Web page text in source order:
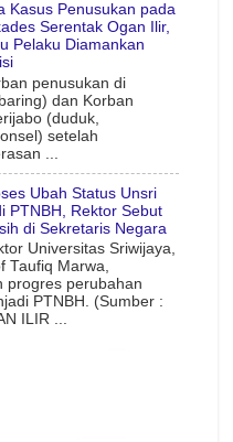
Kasus Penusukan pada
Serentak Ogan Ilir,
Pelaku Diamankan
penusukan di
dan Korban
(duduk,
setelah
...
Ubah Status Unsri
PTNBH, Rektor Sebut
di Sekretaris Negara
Universitas Sriwijaya,
Taufiq Marwa,
progres perubahan
PTNBH. (Sumber :
ILIR ...